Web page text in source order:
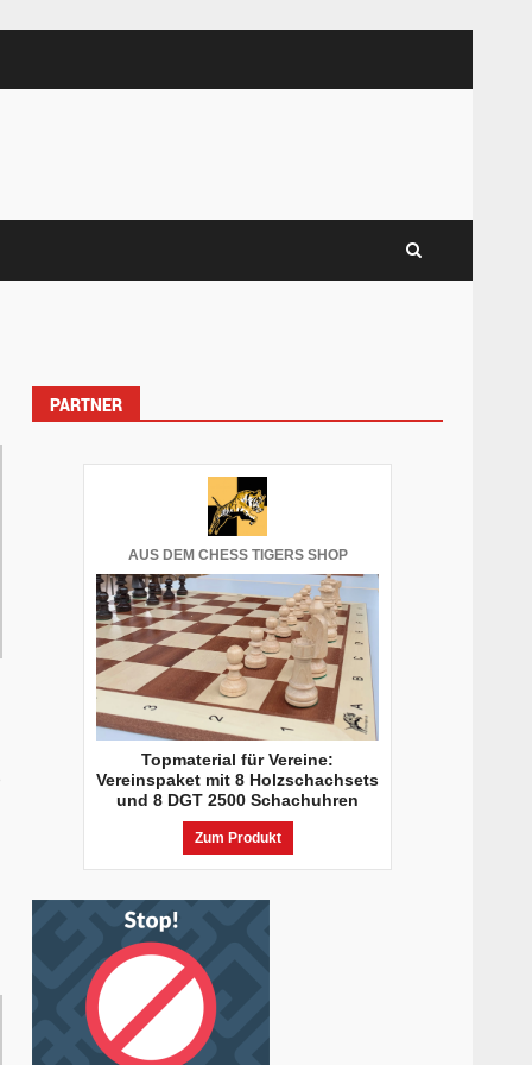
PARTNER
AUS DEM CHESS TIGERS SHOP
Topmaterial für Vereine:
Vereinspaket mit 8 Holzschachsets
und 8 DGT 2500 Schachuhren
Zum Produkt